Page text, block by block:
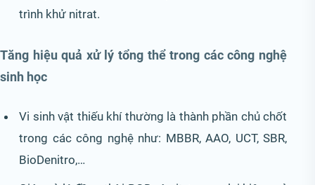
trình khử nitrat.
Tăng hiệu quả xử lý tổng thể trong các công nghệ
sinh học
Vi sinh vật thiếu khí thường là thành phần chủ chốt
trong các công nghệ như: MBBR, AAO, UCT, SBR,
BioDenitro,…